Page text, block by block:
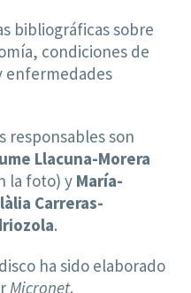
bibliográficas sobre
condiciones de
enfermedades
responsables son
Llacuna-Morera
la foto) y María-
Carreras-
.
ha sido elaborado
Micronet.